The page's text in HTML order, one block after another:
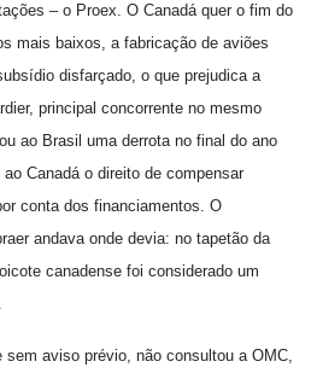
– o Proex. O Canadá quer o fim do
mais baixos, a fabricação de aviões
disfarçado, o que prejudica a
principal concorrente no mesmo
ao Brasil uma derrota no final do ano
Canadá o direito de compensar
conta dos financiamentos. O
andava onde devia: no tapetão da
canadense foi considerado um
sem aviso prévio, não consultou a OMC,